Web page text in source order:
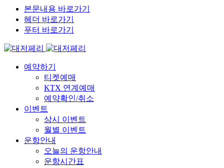
본문내용 바로가기
헤더 바로가기
푸터 바로가기
예약하기
티켓예매
KTX 연계예매
예약확인/취소
이벤트
상시 이벤트
월별 이벤트
운항안내
오늘의 운항안내
운항시간표